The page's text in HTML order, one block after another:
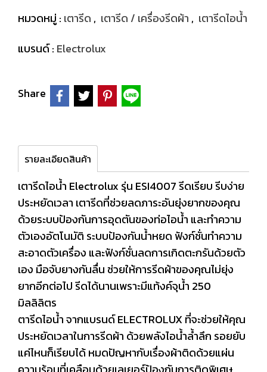
หมวดหมู่ : เตารีด , เตารีด / เครื่องรีดผ้า , เตารีดไอน้ำ
แบรนด์ : Electrolux
Share
รายละเอียดสินค้า
เตารีดไอน้ำ Electrolux รุ่น ESI4007 รีดเรียบ รีบง่าย
ประหยัดเวลา เตารีดที่ช่วยลดภาระอันยุ่งยากของคุณ
ด้วยระบบป้องกันการอุดตันของท่อไอน้ำ และทำความ
ตัวเองอัตโนมัติ ระบบป้องกันน้ำหยด ฟังก์ชั่นทำความ
สะอาดตัวเครื่อง และฟังก์ชั่นลดการเกิดตะกรันด้วยตัว
เอง มือจับยางกันลื่น ช่วยให้การรีดผ้าของคุณไม่ยุ่ง
ยากอีกต่อไป รีดได้นานเพราะมีแท้งค์จุน้ำ 250
มิลลิลิตร
ตารีดไอน้ำ จากแบรนด์ ELECTROLUX ที่จะช่วยให้คุณ
ประหยัดเวลาในการรีดผ้า ด้วยพลังไอน้ำล้ำลึก รอยยับ
แค่ไหนก็เรียบได้ หมดปัญหากับเรื่องผ้าติดด้วยแผ่น